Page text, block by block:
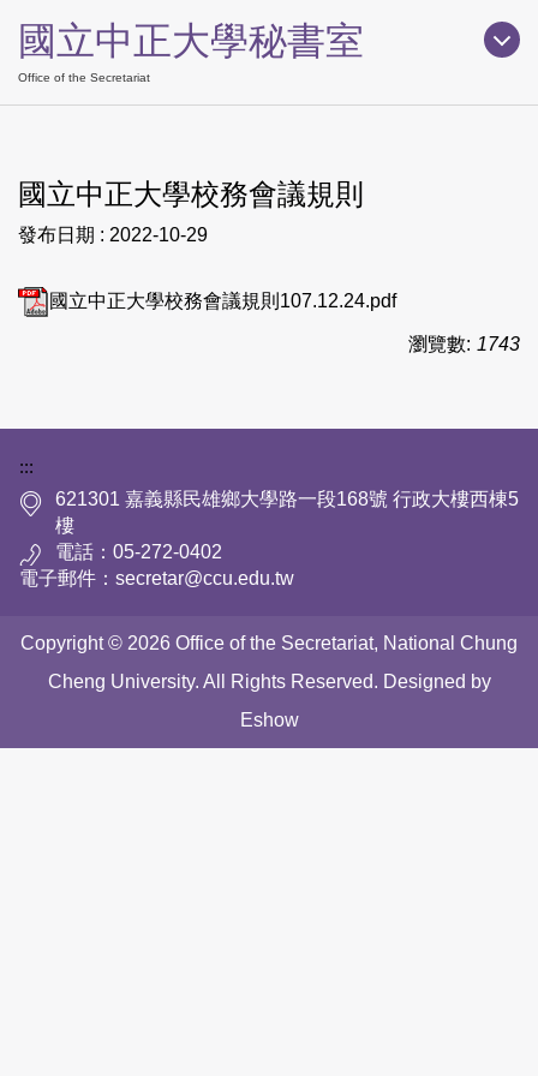
到
主
要
區
國立中正大學秘書室
Office of the Secretariat
國立中正大學校務會議規則
發布日期 : 2022-10-29
國立中正大學校務會議規則107.12.24.pdf
瀏覽數: 1743
:::
621301 嘉義縣民雄鄉大學路一段168號 行政大樓西棟5
樓
電話：05-272-0402
電子郵件：secretar@ccu.edu.tw
Copyright © 2026 Office of the Secretariat, National Chung
Cheng University. All Rights Reserved. Designed by
Eshow